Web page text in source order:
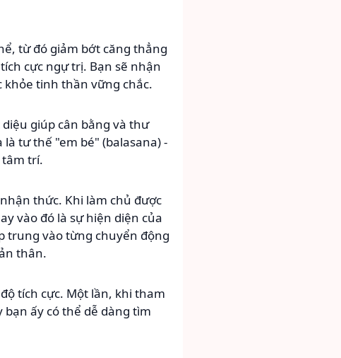
từ đó giảm bớt căng thẳng
cực ngự trị. Bạn sẽ nhận
khỏe tinh thần vững chắc.
giúp cân bằng và thư
tư thế "em bé" (balasana) -
trí.
thức. Khi làm chủ được
vào đó là sự hiện diện của
trung vào từng chuyển động
thân.
tích cực. Một lần, khi tham
ấy có thể dễ dàng tìm